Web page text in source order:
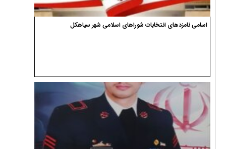
اسامی نامزدهای انتخابات شوراهای اسلامی شهر سیاهکل